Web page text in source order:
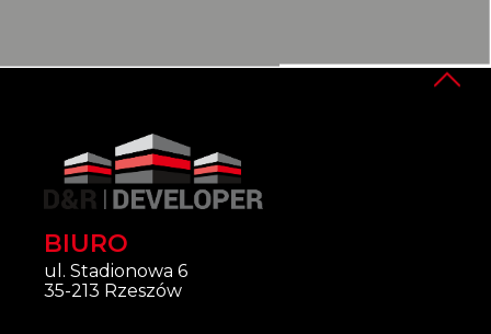
BIURO
ul. Stadionowa 6
35-213 Rzeszów